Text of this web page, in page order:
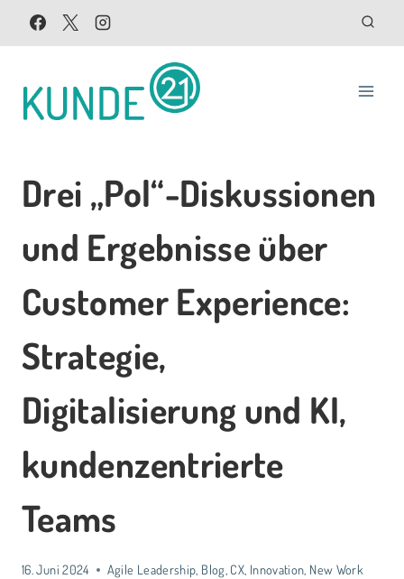
Inhalt
Drei „Pol“-Diskussionen
und Ergebnisse über
Customer Experience:
Strategie,
Digitalisierung und KI,
kundenzentrierte
Teams
16. Juni 2024 Agile Leadership, Blog, CX, Innovation, New Work